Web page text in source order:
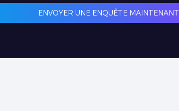
ENVOYER UNE ENQUÊTE MAINTENANT